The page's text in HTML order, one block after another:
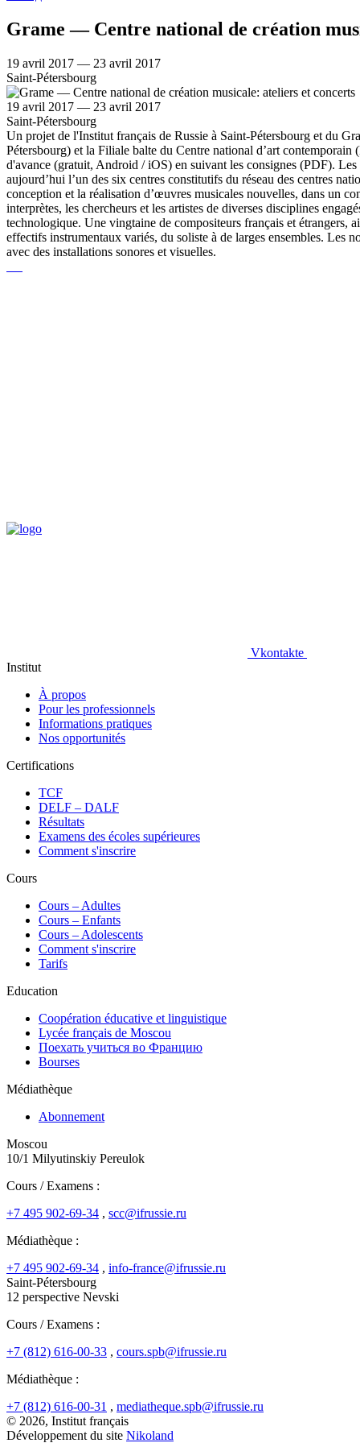
Grame — Centre national de création
19 avril 2017 — 23 avril 2017
Saint-Pétersbourg
19 avril 2017 — 23 avril 2017
Saint-Pétersbourg
Un projet de l'Institut français de Russie à Saint-Pétersbourg et du
Pétersbourg) et la Filiale balte du Centre national d’art
d'avance (gratuit, Android / iOS) en suivant les consignes (PDF).
aujourd’hui l’un des six centres constitutifs du réseau des centres
conception et la réalisation d’œuvres musicales nouvelles, dans un
interprètes, les chercheurs et les artistes de diverses disciplines
technologique. Une vingtaine de compositeurs français et étrangers,
effectifs instrumentaux variés, du soliste à de larges ensembles. Les
avec des installations sonores et visuelles.
Vkontakte
Institut
À propos
Pour les professionnels
Informations pratiques
Nos opportunités
Certifications
TCF
DELF – DALF
Résultats
Examens des écoles supérieures
Comment s'inscrire
Cours
Сours – Adultes
Cours – Enfants
Cours – Adolescents
Comment s'inscrire
Tarifs
Education
Coopération éducative et linguistique
Lycée français de Moscou
Поехать учиться во Францию
Bourses
Médiathèque
Abonnement
Moscou
10/1 Milyutinskiy Pereulok
Cours / Examens :
+7 495 902-69-34 , scc@ifrussie.ru
Médiathèque :
+7 495 902-69-34 , info-france@ifrussie.ru
Saint-Pétersbourg
12 perspective Nevski
Cours / Examens :
+7 (812) 616-00-33 , cours.spb@ifrussie.ru
Médiathèque :
+7 (812) 616-00-31 , mediatheque.spb@ifrussie.ru
© 2026, Institut français
Développement du site Nikoland